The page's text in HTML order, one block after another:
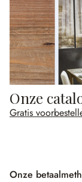
Onze
Gratis
Onze